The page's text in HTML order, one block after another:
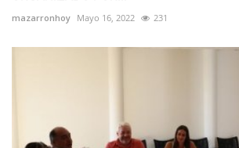
mazarronhoy Mayo 16, 2022 231